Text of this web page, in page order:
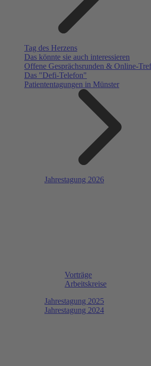
Tag des Herzens
Das könnte sie auch interessieren
Offene Gesprächsrunden & Online-
Das "Defi-Telefon"
Patiententagungen in Münster
Jahrestagung 2026
Vorträge
Arbeitskreise
Jahrestagung 2025
Jahrestagung 2024